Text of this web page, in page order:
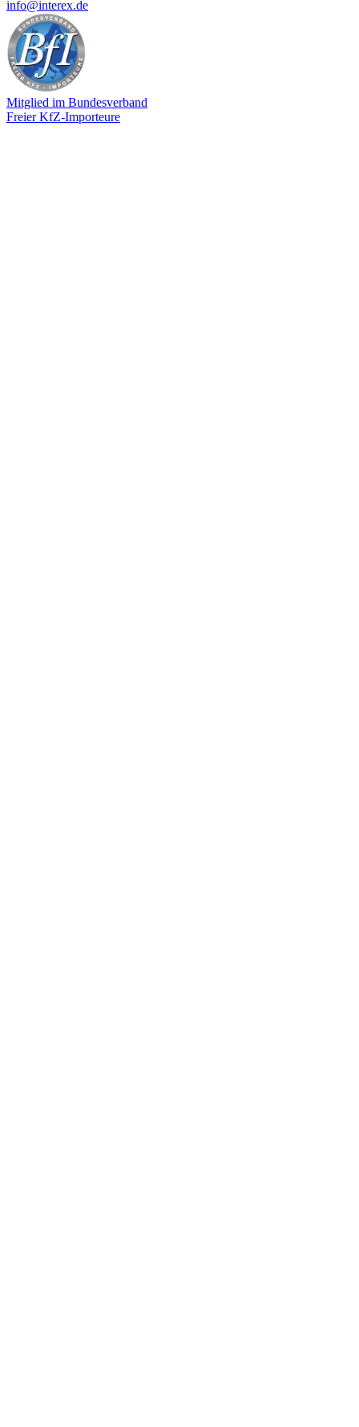
info@interex.de
Mitglied im Bundesverband
Freier KfZ-Importeure